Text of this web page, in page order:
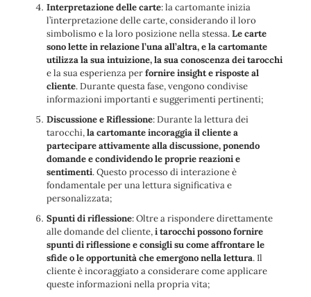
Interpretazione delle carte: la cartomante inizia
l’interpretazione delle carte, considerando il loro
simbolismo e la loro posizione nella stessa.Le carte
sono lette in relazione l’una all’altra, e la cartomante
utilizza la sua intuizione, la sua conoscenza dei tarocchi
e la sua esperienza perfornire insight e risposte al
cliente. Durante questa fase, vengono condivise
informazioni importanti e suggerimenti pertinenti;
Discussione e Riflessione: Durante la lettura dei
tarocchi,la cartomante incoraggia il cliente a
partecipare attivamente alla discussione, ponendo
domande e condividendo le proprie reazioni e
sentimenti. Questo processo di interazione è
fondamentale per una lettura significativa e
personalizzata;
Spunti di riflessione: Oltre a rispondere direttamente
alle domande del cliente,i tarocchi possono fornire
spunti di riflessione e consigli su come affrontare le
sfide o le opportunità che emergono nella lettura. Il
cliente è incoraggiato a considerare come applicare
queste informazioni nella propria vita;